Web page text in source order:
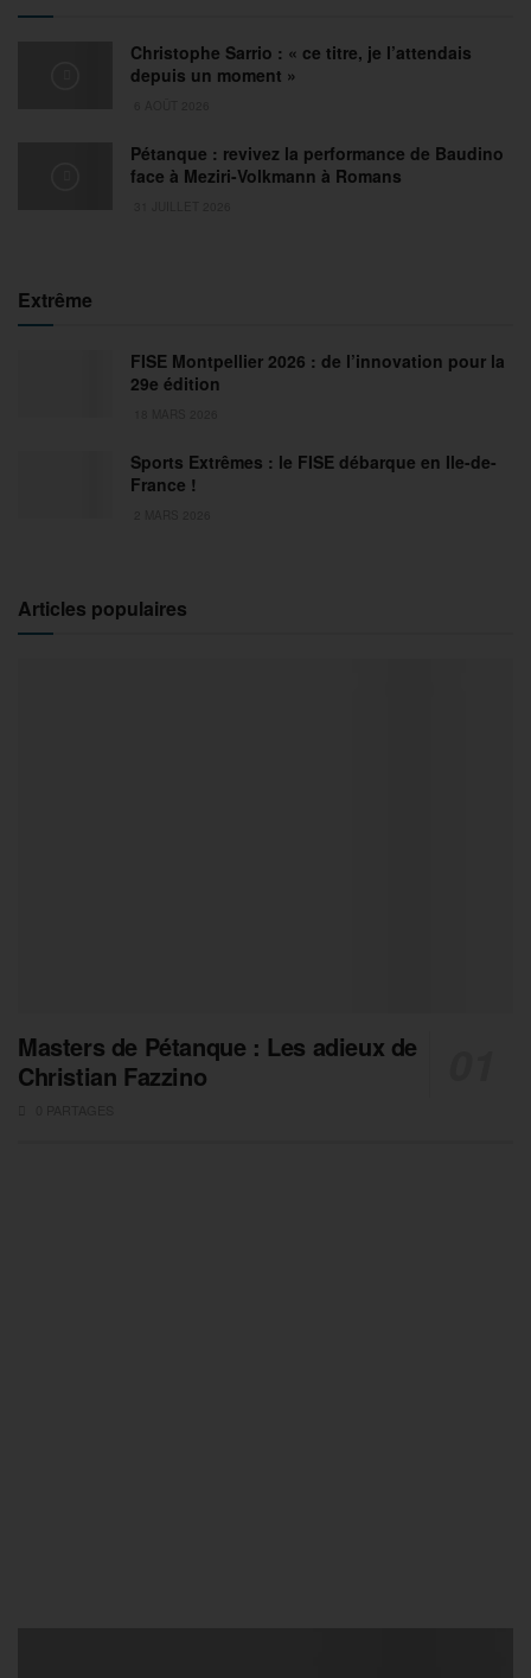
Christophe Sarrio : « ce titre, je l’attendais
depuis un moment »
Pétanque : revivez la performance de Baudino
face à Meziri-Volkmann à Romans
Extrême
FISE Montpellier 2026 : de l’innovation pour la
29e édition
Sports Extrêmes : le FISE débarque en Ile-de-
France !
Articles populaires
Masters de Pétanque : Les adieux de
Christian Fazzino